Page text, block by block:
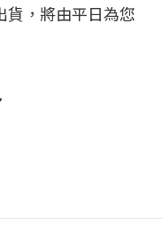
，將由平日為您